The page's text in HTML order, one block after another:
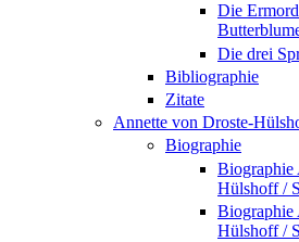
Die
Die drei
Bibliographie
Zitate
Annette von Droste-
Biographie
Biographie
Hülshoff /
Biographie
Hülshoff /